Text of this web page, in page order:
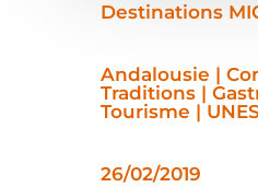
Destinations
Andalousie |
Traditions |
Tourisme |
26/02/2019